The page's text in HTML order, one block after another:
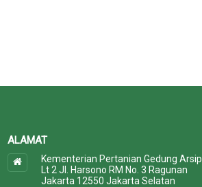
ALAMAT
Kementerian Pertanian Gedung Arsip
Lt 2 Jl. Harsono RM No. 3 Ragunan
Jakarta 12550 Jakarta Selatan